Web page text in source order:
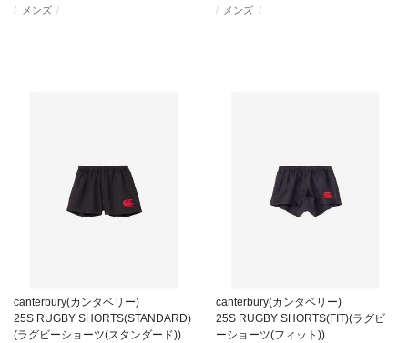
メンズ メンズ
canterbury(カンタベリー)
25S RUGBY SHORTS(STANDARD)
(ラグビーショーツ(スタンダード))
canterbury(カンタベリー)
25S RUGBY SHORTS(FIT)(ラグビ
ーショーツ(フィット))